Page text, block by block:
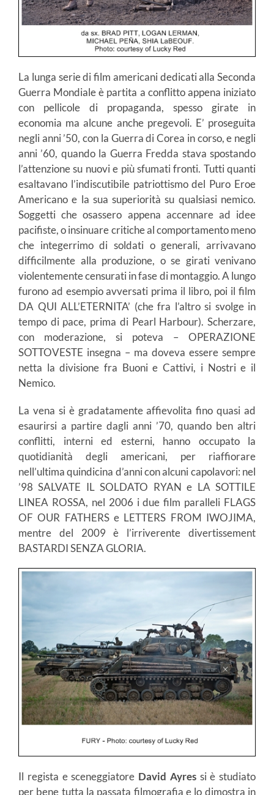
La lunga serie di film americani dedicati alla Seconda
Guerra Mondiale è partita a conflitto appena iniziato
con pellicole di propaganda, spesso girate in
economia ma alcune anche pregevoli. E’ proseguita
negli anni ’50, con la Guerra di Corea in corso, e negli
anni ’60, quando la Guerra Fredda stava spostando
l’attenzione su nuovi e più sfumati fronti. Tutti quanti
esaltavano l’indiscutibile patriottismo del Puro Eroe
Americano e la sua superiorità su qualsiasi nemico.
Soggetti che osassero appena accennare ad idee
pacifiste, o insinuare critiche al comportamento meno
che integerrimo di soldati o generali, arrivavano
difficilmente alla produzione, o se girati venivano
violentemente censurati in fase di montaggio. A lungo
furono ad esempio avversati prima il libro, poi il film
DA QUI ALL’ETERNITA’ (che fra l’altro si svolge in
tempo di pace, prima di Pearl Harbour). Scherzare,
con moderazione, si poteva – OPERAZIONE
SOTTOVESTE insegna – ma doveva essere sempre
netta la divisione fra Buoni e Cattivi, i Nostri e il
Nemico.
La vena si è gradatamente affievolita fino quasi ad
esaurirsi a partire dagli anni ’70, quando ben altri
conflitti, interni ed esterni, hanno occupato la
quotidianità degli americani, per riaffiorare
nell’ultima quindicina d’anni con alcuni capolavori: nel
’98 SALVATE IL SOLDATO RYAN e LA SOTTILE
LINEA ROSSA, nel 2006 i due film paralleli FLAGS
OF OUR FATHERS e LETTERS FROM IWOJIMA,
mentre del 2009 è l’irriverente divertissement
BASTARDI SENZA GLORIA.
Il regista e sceneggiatore David Ayressi è studiato
per bene tutta la passata filmografia e lo dimostra in